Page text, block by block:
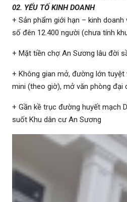
02. YẾU TỐ KINH DOANH
+ Sản phẩm giới hạn – kinh
số đên 12.400 người (chưa tính
+ Mặt tiền chợ An Sương lâu đời
+ Không gian mở, đường lớn tuyệt
mini (theo giờ), mở văn phòng đại
+ Gần kề trục đường huyết mạch
suốt Khu dân cư An Sương